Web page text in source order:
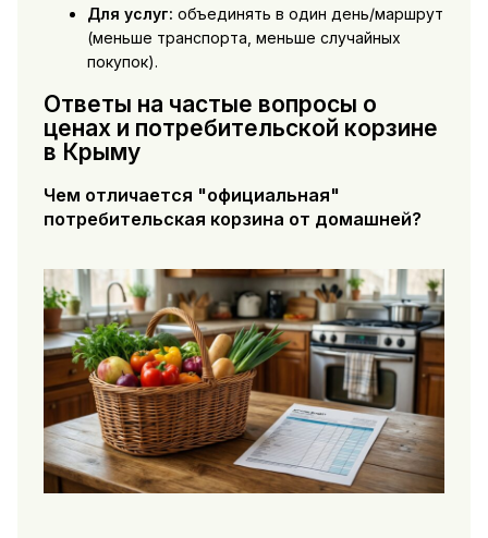
Для услуг: объединять в один день/маршрут
(меньше транспорта, меньше случайных
покупок).
Ответы на частые вопросы о
ценах и потребительской корзине
в Крыму
Чем отличается "официальная"
потребительская корзина от домашней?